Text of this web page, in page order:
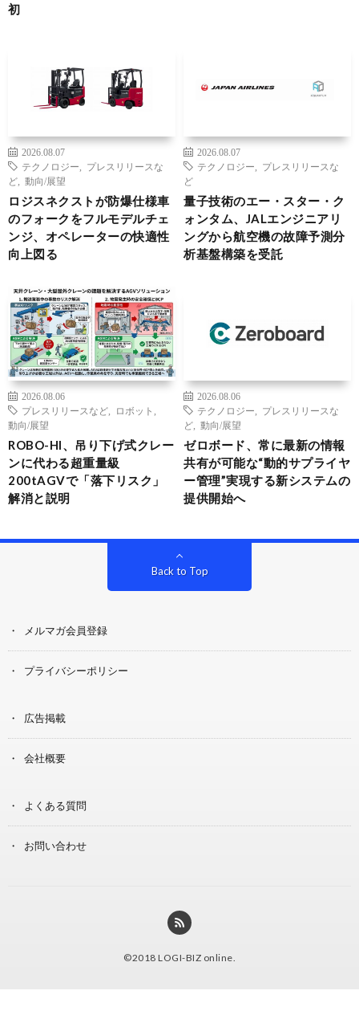
初
2026.08.07
テクノロジー
プレスリリースな
ど
動向/展望
ロジスネクストが防爆仕様車
のフォークをフルモデルチェ
ンジ、オペレーターの快適性
向上図る
2026.08.07
テクノロジー
プレスリリースな
ど
量子技術のエー・スター・ク
ォンタム、JALエンジニアリ
ングから航空機の故障予測分
析基盤構築を受託
2026.08.06
プレスリリースなど
ロボット
動向/展望
ROBO-HI、吊り下げ式クレー
ンに代わる超重量級
200tAGVで「落下リスク」
解消と説明
2026.08.06
テクノロジー
プレスリリースな
ど
動向/展望
ゼロボード、常に最新の情報
共有が可能な“動的サプライヤ
ー管理”実現する新システムの
提供開始へ
Back to Top
メルマガ会員登録
プライバシーポリシー
広告掲載
会社概要
よくある質問
お問い合わせ
©2018 LOGI-BIZ online.